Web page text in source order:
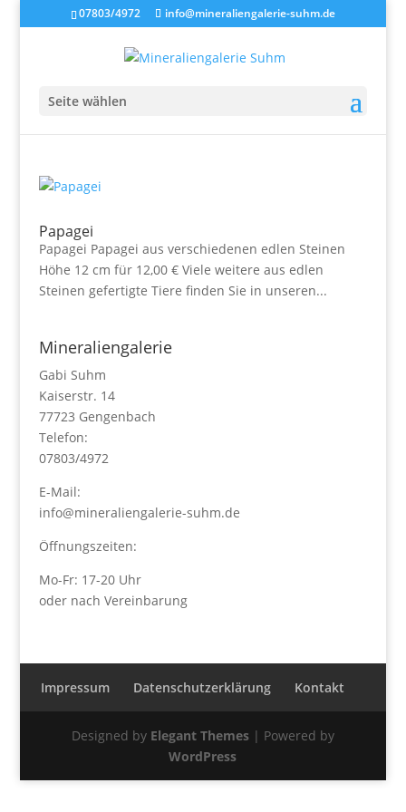
07803/4972 info@mineraliengalerie-suhm.de
Seite wählen
Papagei
Papagei Papagei aus verschiedenen edlen Steinen
Höhe 12 cm für 12,00 € Viele weitere aus edlen
Steinen gefertigte Tiere finden Sie in unseren...
Mineraliengalerie
Gabi Suhm
Kaiserstr. 14
77723 Gengenbach
Telefon:
07803/4972
E-Mail:
info@mineraliengalerie-suhm.de
Öffnungszeiten:
Mo-Fr: 17-20 Uhr
oder nach Vereinbarung
Impressum Datenschutzerklärung Kontakt
Designed by Elegant Themes| Powered by
WordPress